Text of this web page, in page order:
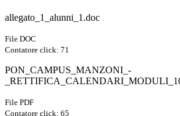
allegato_1_alunni_1.doc
File DOC
Contatore click: 71
PON_CAMPUS_MANZONI_-
File PDF
Contatore click: 65